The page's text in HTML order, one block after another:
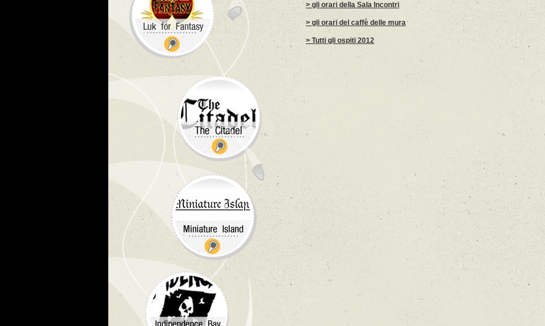
> gli orari della Sala Incontri
> gli orari del caffè delle mura
> Tutti gli ospiti 2012